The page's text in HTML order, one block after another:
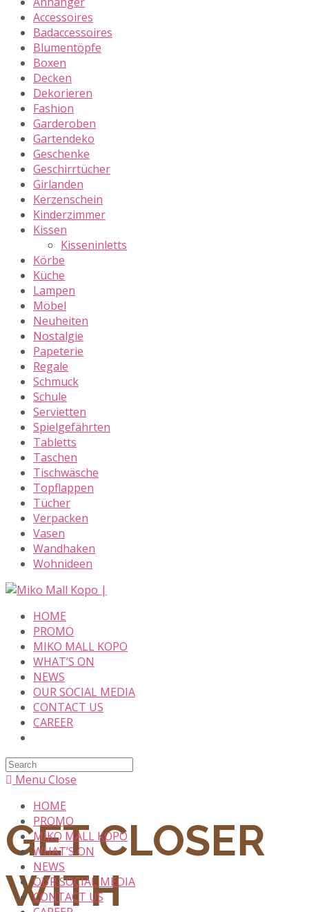
Accessoires
Badaccessoires
Blumentöpfe
Boxen
Decken
Dekorieren
Fashion
Garderoben
Gartendeko
Geschenke
Geschirrtücher
Girlanden
Kerzenschein
Kinderzimmer
Kissen
Kisseninletts
Körbe
Küche
Lampen
Möbel
Neuheiten
Nostalgie
Papeterie
Regale
Schmuck
Schule
Servietten
Spielgefährten
Tabletts
Taschen
Tischwäsche
Topflappen
Tücher
Verpacken
Vasen
Wandhaken
Wohnideen
Skip
contentHOME
PROMO
MIKO MALL KOPO
WHAT’S ON
NEWS
OUR SOCIAL MEDIA
CONTACT US
CAREER
Search
thisMenu Close
HOME
PROMO
MIKO MALL KOPO
WHAT’S ON
NEWS
OUR SOCIAL MEDIA
CONTACT US
GET CLOSER
WITH